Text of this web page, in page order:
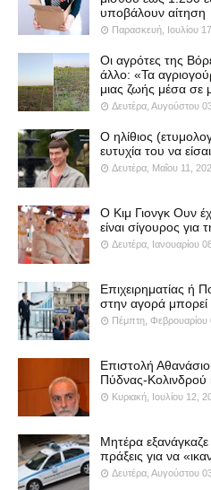
υποβάλουν αίτηση
Παρασκευή, Ιουλίου
Οι αγρότες της
άλλο: «Τα
μιας ζωής μέσα σε
Δευτέρα, Αυγούστου
Ο ηλίθιος
ευτυχία του να
Δευτέρα, Μαΐου 11,
Ο Κιμ Γιονγκ Ουν
είναι σίγουρος για
Δευτέρα, Ιανουαρίου
Επιχειρηματίας ή
στην αγορά μπορεί
Πέμπτη, Φεβρουαρίου
Επιστολή
Πύδνας-
Κυριακή, Ιουλίου 12,
Μητέρα εξανάγκαζε
πράξεις για να
Δευτέρα, Αυγούστου